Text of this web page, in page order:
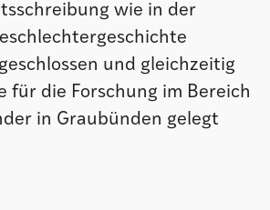
wie in der
und gleichzeitig
für die Forschung im Bereich
in Graubünden gelegt